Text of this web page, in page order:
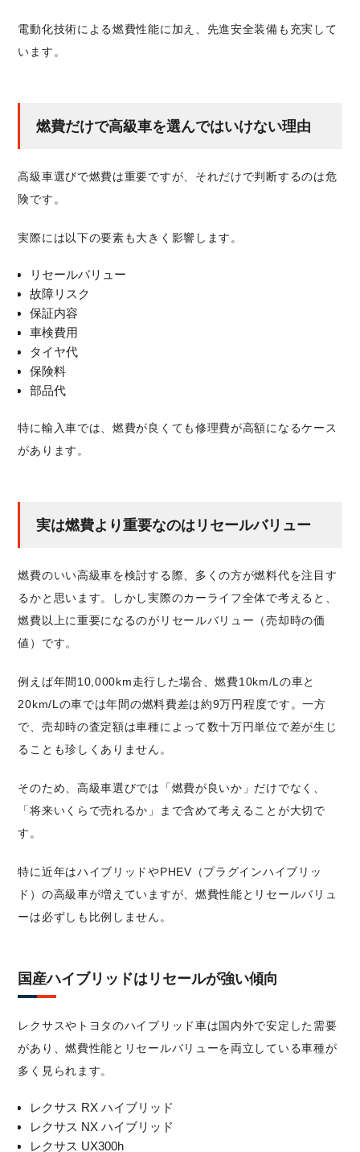
電動化技術による燃費性能に加え、先進安全装備も充実して
います。
燃費だけで高級車を選んではいけない理由
高級車選びで燃費は重要ですが、それだけで判断するのは危
険です。
実際には以下の要素も大きく影響します。
リセールバリュー
故障リスク
保証内容
車検費用
タイヤ代
保険料
部品代
特に輸入車では、燃費が良くても修理費が高額になるケース
があります。
実は燃費より重要なのはリセールバリュー
燃費のいい高級車を検討する際、多くの方が燃料代を注目す
るかと思います。しかし実際のカーライフ全体で考えると、
燃費以上に重要になるのがリセールバリュー（売却時の価
値）です。
例えば年間10,000km走行した場合、燃費10km/Lの車と
20km/Lの車では年間の燃料費差は約9万円程度です。一方
で、売却時の査定額は車種によって数十万円単位で差が生じ
ることも珍しくありません。
そのため、高級車選びでは「燃費が良いか」だけでなく、
「将来いくらで売れるか」まで含めて考えることが大切で
す。
特に近年はハイブリッドやPHEV（プラグインハイブリッ
ド）の高級車が増えていますが、燃費性能とリセールバリュ
ーは必ずしも比例しません。
国産ハイブリッドはリセールが強い傾向
レクサスやトヨタのハイブリッド車は国内外で安定した需要
があり、燃費性能とリセールバリューを両立している車種が
多く見られます。
レクサス RX ハイブリッド
レクサス NX ハイブリッド
レクサス UX300h